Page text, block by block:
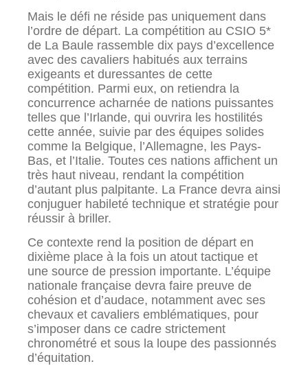
Mais le défi ne réside pas uniquement dans
l’ordre de départ. La compétition au CSIO 5*
de La Baule rassemble dix pays d’excellence
avec des cavaliers habitués aux terrains
exigeants et duressantes de cette
compétition. Parmi eux, on retiendra la
concurrence acharnée de nations puissantes
telles que l’Irlande, qui ouvrira les hostilités
cette année, suivie par des équipes solides
comme la Belgique, l’Allemagne, les Pays-
Bas, et l’Italie. Toutes ces nations affichent un
très haut niveau, rendant la compétition
d’autant plus palpitante. La France devra ainsi
conjuguer habileté technique et stratégie pour
réussir à briller.
Ce contexte rend la position de départ en
dixième place à la fois un atout tactique et
une source de pression importante. L’équipe
nationale française devra faire preuve de
cohésion et d’audace, notamment avec ses
chevaux et cavaliers emblématiques, pour
s’imposer dans ce cadre strictement
chronométré et sous la loupe des passionnés
d’équitation.